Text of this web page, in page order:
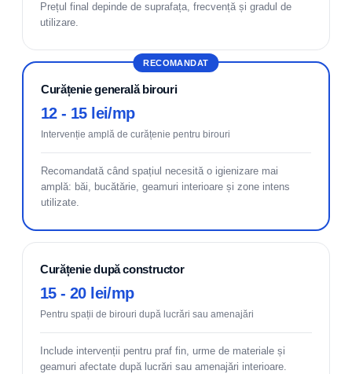
Prețul final depinde de suprafața, frecvență și gradul de
utilizare.
RECOMANDAT
Curățenie generală birouri
12 - 15 lei/mp
Intervenție amplă de curățenie pentru birouri
Recomandată când spațiul necesită o igienizare mai
amplă: băi, bucătărie, geamuri interioare și zone intens
utilizate.
Curățenie după constructor
15 - 20 lei/mp
Pentru spații de birouri după lucrări sau amenajări
Include intervenții pentru praf fin, urme de materiale și
geamuri afectate după lucrări sau amenajări interioare.